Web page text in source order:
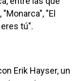
"El
tú".
Erik Hayser, un